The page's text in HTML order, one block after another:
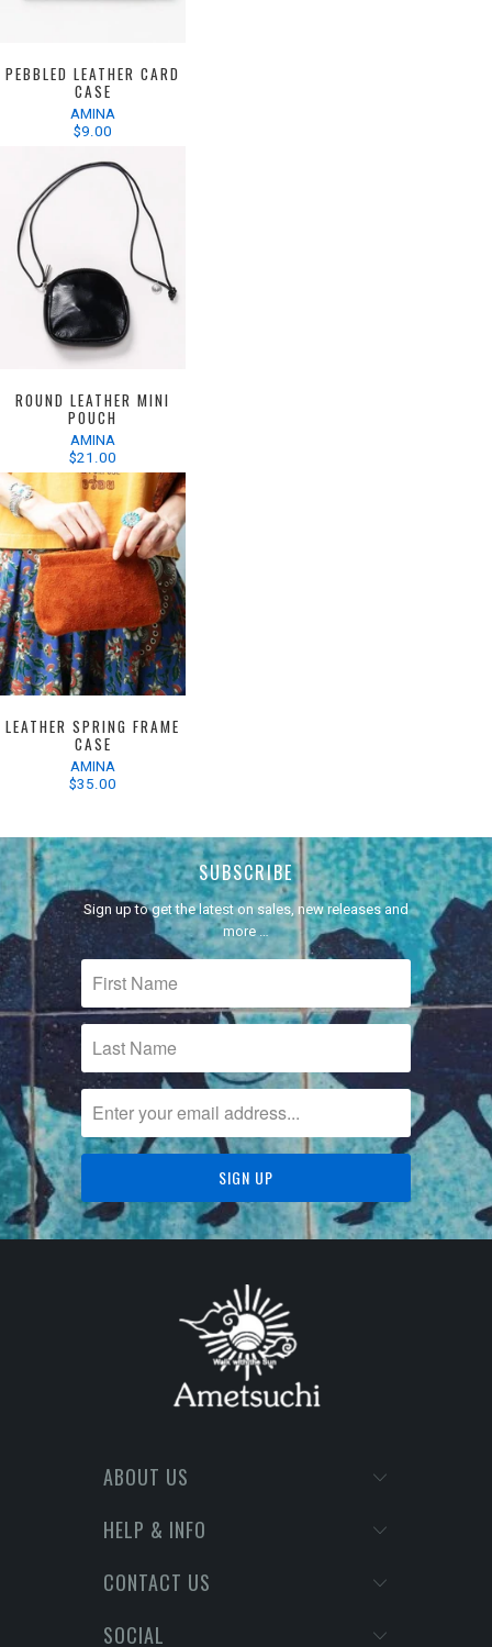
PEBBLED LEATHER CARD
CASE
AMINA
$9.00
ROUND LEATHER MINI
POUCH
AMINA
$21.00
LEATHER SPRING FRAME
CASE
AMINA
$35.00
SUBSCRIBE
Sign up to get the latest on sales, new releases and
more …
ABOUT US
HELP & INFO
CONTACT US
SOCIAL